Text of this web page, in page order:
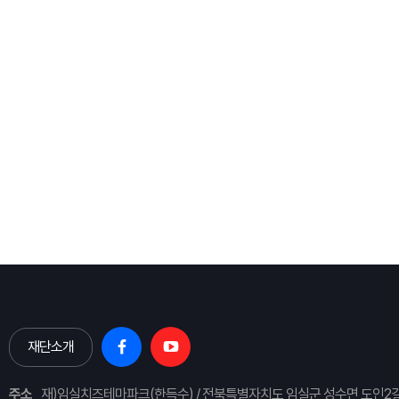
재단소개
주소 재)임실치즈테마파크(한득수) / 전북특별자치도 임실군 성수면 도인2